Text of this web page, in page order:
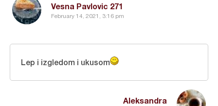
Vesna Pavlovic 271
February 14, 2021, 3:16 pm
Aleksandra
Lep i izgledom i ukusom